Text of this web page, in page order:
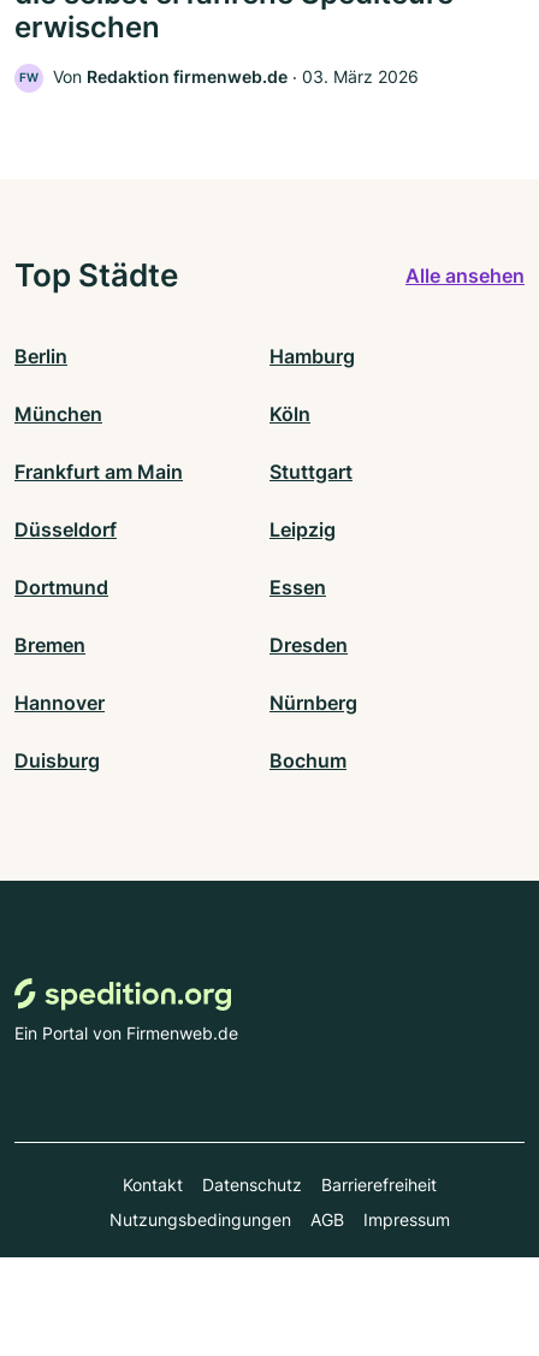
erwischen
FW Von Redaktion firmenweb.de ‧ 03. März 2026
Top Städte Alle ansehen
Berlin Hamburg
München Köln
Frankfurt am Main Stuttgart
Düsseldorf Leipzig
Dortmund Essen
Bremen Dresden
Hannover Nürnberg
Duisburg Bochum
Ein Portal von Firmenweb.de
Kontakt Datenschutz
Barrierefreiheit
Nutzungsbedingungen
AGB Impressum